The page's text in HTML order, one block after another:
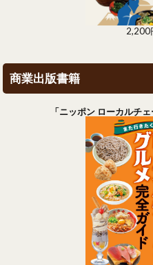
2,200
商業出版書籍
「ニッポン ローカルチ